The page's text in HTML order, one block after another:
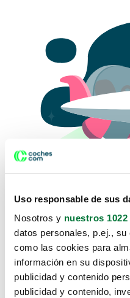
Uso responsable de sus
Nosotros y nuestros
datos personales, p.ej.,
como las cookies para
información en su
publicidad y contenido
publicidad y contenido,
Lo sentimos,
te hemos